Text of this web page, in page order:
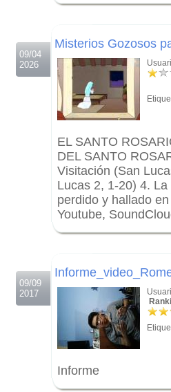
09/04
2026
Misterios Gozosos
EL SANTO
DEL SANTO
Visitación (San
Lucas 2, 1-20) 4.
perdido y hallado
Youtube,
09/09
2017
Informe